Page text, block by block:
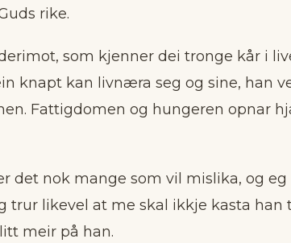
rike.
som kjenner dei tronge kår i
knapt kan livnæra seg og sine, han
Fattigdomen og hungeren opnar
det nok mange som vil mislika, og
trur likevel at me skal ikkje kasta han
meir på han.